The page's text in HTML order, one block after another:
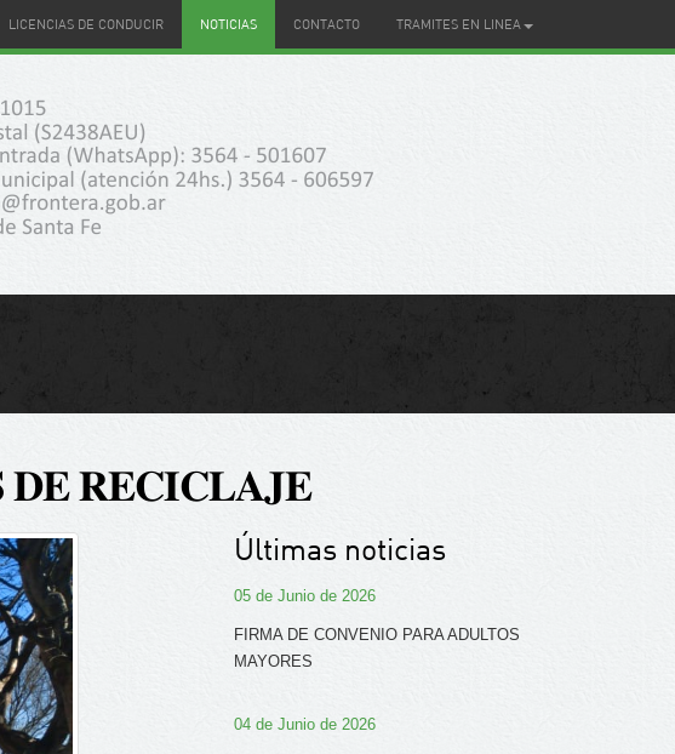
LICENCIAS DE CONDUCIR NOTICIAS CONTACTO TRAMITES EN LINEA
𝐑𝐄𝐂𝐈𝐂𝐋𝐀𝐉𝐄
Últimas noticias
05 de Junio de 2026
FIRMA DE CONVENIO PARA ADULTOS
MAYORES
04 de Junio de 2026